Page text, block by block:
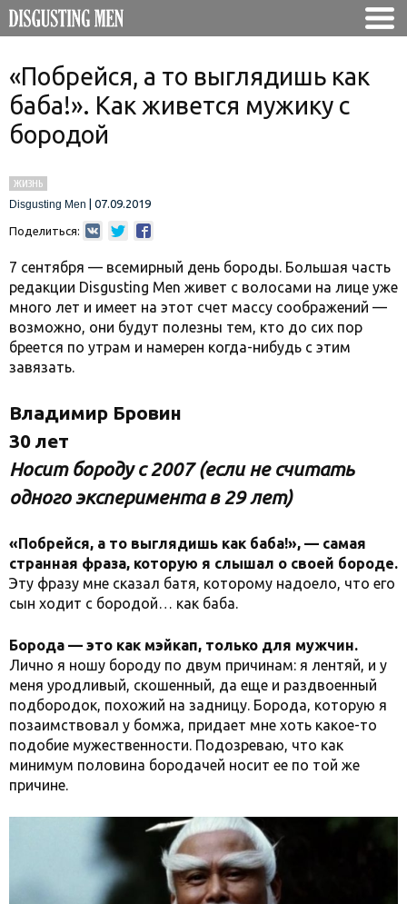
«Побрейся, а то выглядишь как
баба!». Как живется мужику с
бородой
ЖИЗНЬ
Disgusting Men
07.09.2019
Поделиться:
7 сентября — всемирный день бороды. Большая часть
редакции Disgusting Men живет с волосами на лице уже
много лет и имеет на этот счет массу соображений —
возможно, они будут полезны тем, кто до сих пор
бреется по утрам и намерен когда-нибудь с этим
завязать.
Владимир Бровин
30 лет
Носит бороду с 2007 (если не считать
одного эксперимента в 29 лет)
«Побрейся, а то выглядишь как баба!», — самая
странная фраза, которую я слышал о своей бороде.
Эту фразу мне сказал батя, которому надоело, что его
сын ходит с бородой… как баба.
Борода — это как мэйкап, только для мужчин.
Лично я ношу бороду по двум причинам: я лентяй, и у
меня уродливый, скошенный, да еще и раздвоенный
подбородок, похожий на задницу. Борода, которую я
позаимствовал у бомжа, придает мне хоть какое-то
подобие мужественности. Подозреваю, что как
минимум половина бородачей носит ее по той же
причине.